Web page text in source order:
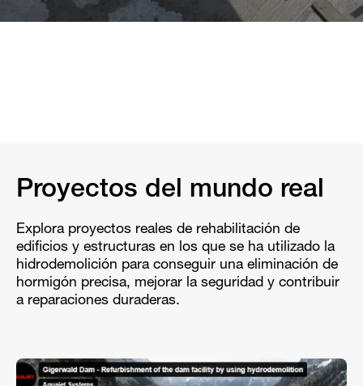
Proyectos del mundo real
Explora proyectos reales de rehabilitación de
edificios y estructuras en los que se ha utilizado la
hidrodemolición para conseguir una eliminación de
hormigón precisa, mejorar la seguridad y contribuir
a reparaciones duraderas.